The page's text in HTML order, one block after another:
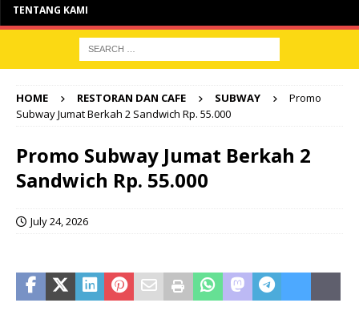
TENTANG KAMI
HOME RESTORAN DAN CAFE SUBWAY
Promo
Subway Jumat Berkah 2 Sandwich Rp. 55.000
Promo Subway Jumat Berkah 2
Sandwich Rp. 55.000
July 24, 2026